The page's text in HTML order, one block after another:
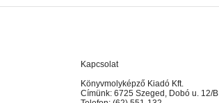
Kapcsolat
Könyvmolyképző Kiadó Kft.
Címünk: 6725 Szeged, Dobó u. 12/B